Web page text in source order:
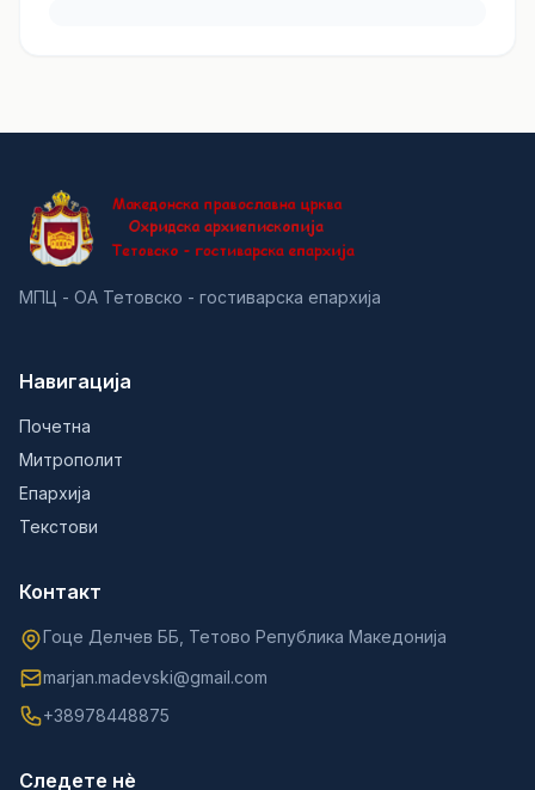
МПЦ - ОА Тетовско - гостиварска епархија
Навигација
Почетна
Митрополит
Епархија
Текстови
Контакт
Гоце Делчев ББ, Тетово Република Македонија
marjan.madevski@gmail.com
+38978448875
Следете нè